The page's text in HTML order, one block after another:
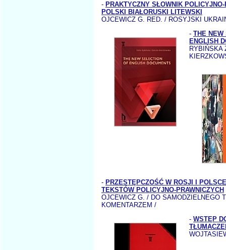
- PRAKTYCZNY SŁOWNIK POLICYJNO-
POLSKI BIAŁORUSKI LITEWSKI
OJCEWICZ G. RED. / ROSYJSKI
- THE NEW
ENGLISH
RYBIŃSKA
- PRZESTĘPCZOŚĆ W ROSJI I
TEKSTÓW POLICYJNO-PRAWNICZYCH
OJCEWICZ G. / DO SAMODZIELNEGO
KOMENTARZEM /
- WSTĘP